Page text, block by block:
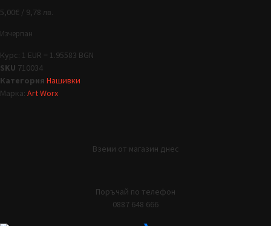
5,00€ / 9,78 лв.
Изчерпан
Курс: 1 EUR = 1.95583 BGN
SKU 710034
Категория Нашивки
Марка: Art Worx
Вземи от магазин днес
Поръчай по телефон
0887 648 666